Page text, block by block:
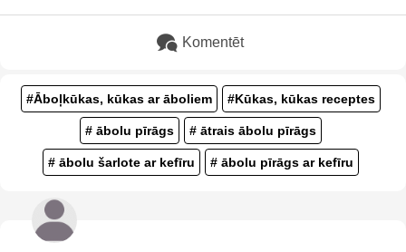
Komentēt
#Āboļkūkas, kūkas ar āboliem #Kūkas, kūkas receptes
# ābolu pīrāgs # ātrais ābolu pīrāgs
# ābolu šarlote ar kefīru # ābolu pīrāgs ar kefīru